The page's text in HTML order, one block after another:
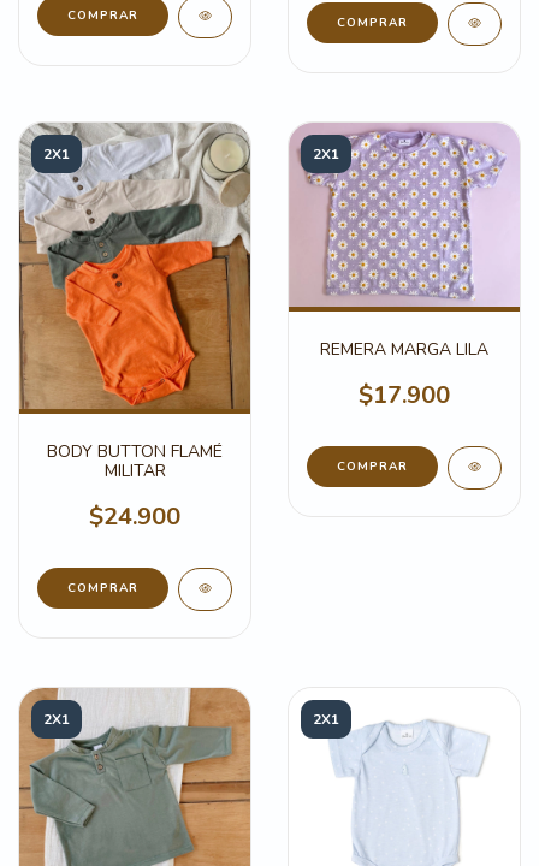
COMPRAR COMPRAR
2X1
BODY BUTTON FLAMÉ
MILITAR
$24.900
COMPRAR
2X1
REMERA MARGA LILA
$17.900
COMPRAR
2X1 2X1